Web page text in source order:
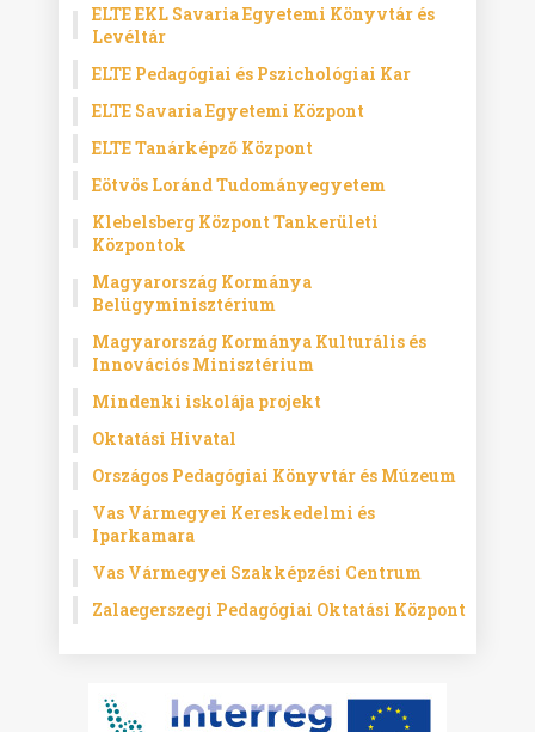
ELTE EKL Savaria Egyetemi Könyvtár és
Levéltár
ELTE Pedagógiai és Pszichológiai Kar
ELTE Savaria Egyetemi Központ
ELTE Tanárképző Központ
Eötvös Loránd Tudományegyetem
Klebelsberg Központ Tankerületi
Központok
Magyarország Kormánya
Belügyminisztérium
Magyarország Kormánya Kulturális és
Innovációs Minisztérium
Mindenki iskolája projekt
Oktatási Hivatal
Országos Pedagógiai Könyvtár és Múzeum
Vas Vármegyei Kereskedelmi és
Iparkamara
Vas Vármegyei Szakképzési Centrum
Zalaegerszegi Pedagógiai Oktatási Központ